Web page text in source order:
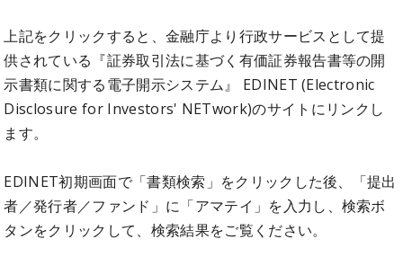
上記をクリックすると、金融庁より行政サービスとして提
供されている『証券取引法に基づく有価証券報告書等の開
示書類に関する電子開示システム』 EDINET (Electronic
Disclosure for Investors' NETwork)のサイトにリンクし
ます。
EDINET初期画面で「書類検索」をクリックした後、「提出
者／発行者／ファンド」に「アマテイ」を入力し、検索ボ
タンをクリックして、検索結果をご覧ください。